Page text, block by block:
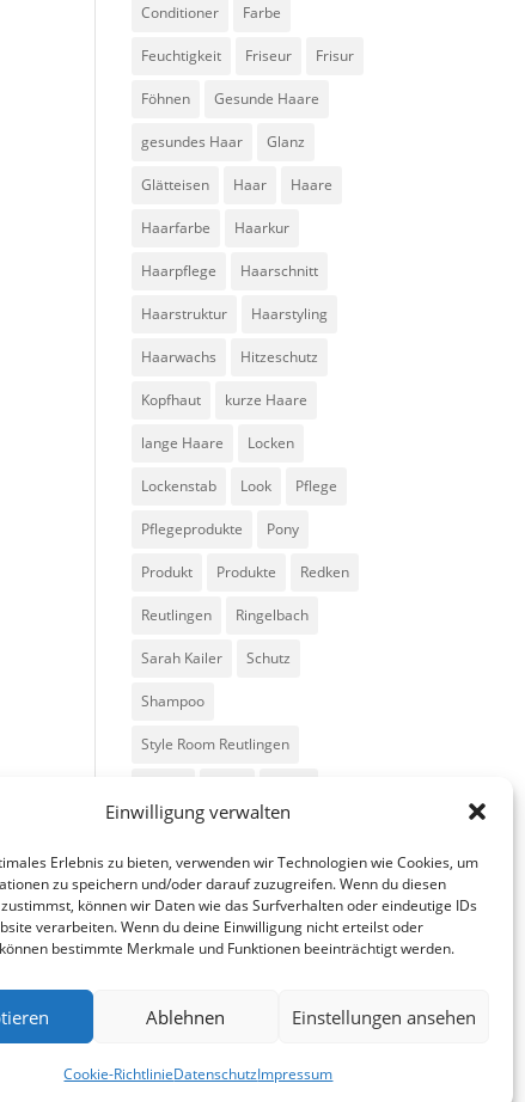
Einwilligung verwalten
Erlebnis zu bieten, verwenden wir Technologien wie Cookies, um
zu speichern und/oder darauf zuzugreifen. Wenn du diesen
können wir Daten wie das Surfverhalten oder eindeutige IDs
verarbeiten. Wenn du deine Einwilligung nicht erteilst oder
bestimmte Merkmale und Funktionen beeinträchtigt werden.
Ablehnen Einstellungen ansehen
Cookie-RichtlinieDatenschutzImpressum
Conditioner Farbe
Feuchtigkeit Friseur Frisur
Föhnen Gesunde Haare
gesundes Haar Glanz
Glätteisen Haar Haare
Haarfarbe Haarkur
Haarpflege Haarschnitt
Haarstruktur Haarstyling
Haarwachs Hitzeschutz
Kopfhaut kurze Haare
lange Haare Locken
Lockenstab Look Pflege
Pflegeprodukte Pony
Produkt Produkte Redken
Reutlingen Ringelbach
Sarah Kailer Schutz
Shampoo
Style Room Reutlingen
Trends
fain g